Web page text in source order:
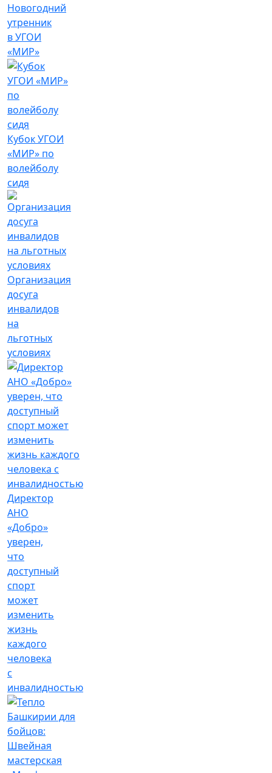
Новогодний
утренник
в УГОИ
«МИР»
Кубок УГОИ
«МИР» по
волейболу
сидя
Организация
досуга
инвалидов
на
льготных
условиях
Директор
АНО
«Добро»
уверен,
что
доступный
спорт
может
изменить
жизнь
каждого
человека
с
инвалидностью